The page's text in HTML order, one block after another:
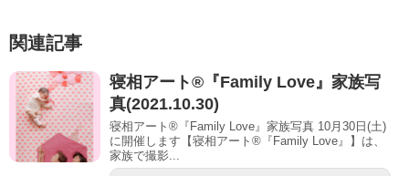
関連記事
寝相アート®『Family Love』家族写
真(2021.10.30)
寝相アート®『Family Love』家族写真 10月30日(土)
に開催します【寝相アート®︎『Family Love』】は、
家族で撮影...